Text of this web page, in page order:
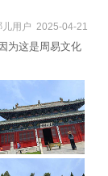
儿用户 2025-04-21
为这是周易文化